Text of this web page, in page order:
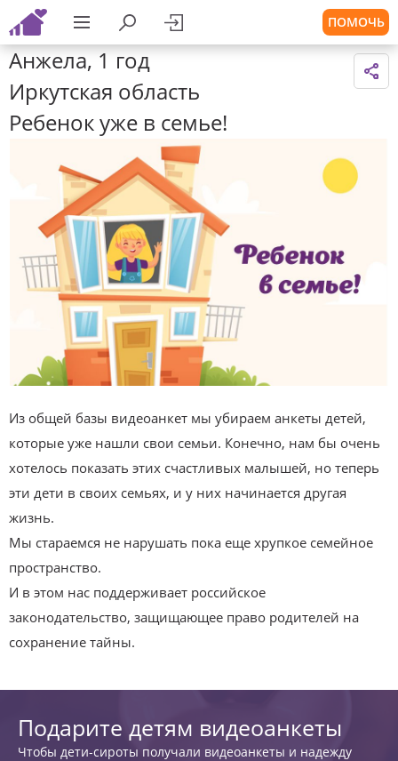
ПОМОЧЬ
Анжела, 1 год
Иркутская область
Ребенок уже в семье!
Из общей базы видеоанкет мы убираем анкеты детей,
которые уже нашли свои семьи. Конечно, нам бы очень
хотелось показать этих счастливых малышей, но теперь
эти дети в своих семьях, и у них начинается другая
жизнь.
Мы стараемся не нарушать пока еще хрупкое семейное
пространство.
И в этом нас поддерживает российское
законодательство, защищающее право родителей на
сохранение тайны.
Подарите детям видеоанкеты
Чтобы дети-сироты получали видеоанкеты и надежду